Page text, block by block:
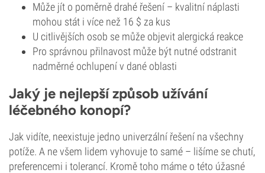
Může jít o poměrně drahé řešení – kvalitní náplasti
mohou stát i více než 16 $ za kus
U citlivějších osob se může objevit alergická reakce
Pro správnou přilnavost může být nutné odstranit
nadměrné ochlupení v dané oblasti
Jaký je nejlepší způsob užívání
léčebného konopí?
Jak vidíte, neexistuje jedno univerzální řešení na všechny
potíže. A ne všem lidem vyhovuje to samé – lišíme se chutí,
preferencemi i tolerancí. Kromě toho máme o této úžasné